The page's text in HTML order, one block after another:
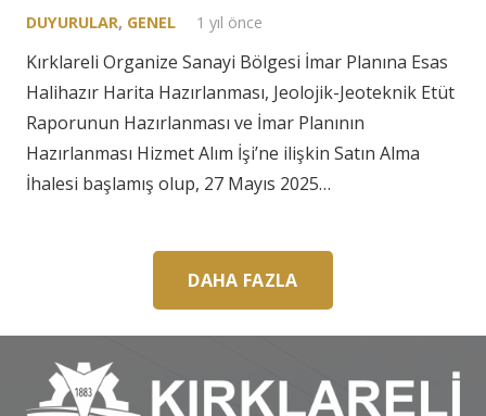
DUYURULAR, GENEL 1 yıl önce
Kırklareli Organize Sanayi Bölgesi İmar Planına Esas
Halihazır Harita Hazırlanması, Jeolojik-Jeoteknik Etüt
Raporunun Hazırlanması ve İmar Planının
Hazırlanması Hizmet Alım İşi’ne ilişkin Satın Alma
İhalesi başlamış olup, 27 Mayıs 2025…
DAHA FAZLA